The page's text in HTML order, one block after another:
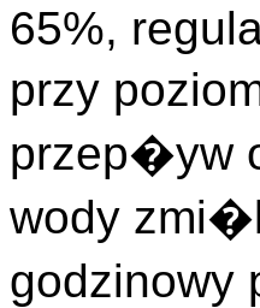
65%,
przy
przep�yw
wody
godzinowy